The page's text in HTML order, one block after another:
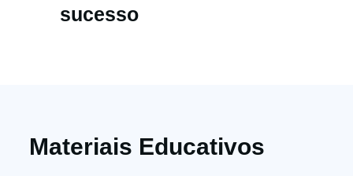
sucesso
Materiais Educativos